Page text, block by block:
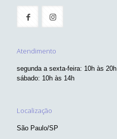
Atendimento
segunda a sexta-feira: 10h às 20h
sábado: 10h às 14h
Localização
São Paulo/SP